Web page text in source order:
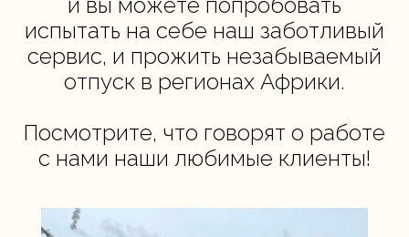
испытать на себе наш заботливый
сервис, и прожить незабываемый
отпуск в регионах Африки.
Посмотрите, что говорят о работе
с нами наши любимые клиенты!